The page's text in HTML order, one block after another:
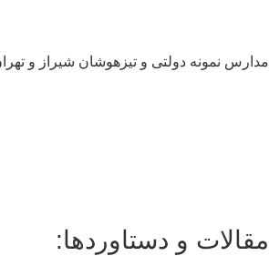
نمونه دولتی و تیزهوشان شیراز و تهران
و دستاوردها:
شهریه مدارس چقدر هست؟